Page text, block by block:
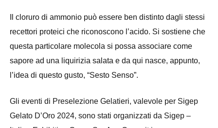
cloruro di ammonio può essere ben distinto dagli stessi
recettori proteici che riconoscono l’acido. Si sostiene che
questa particolare molecola si possa associare come
sapore ad una liquirizia salata e da qui nasce, appunto,
l’idea di questo gusto, “Sesto Senso”.
Gli eventi di Preselezione Gelatieri, valevole per Sigep
Gelato D’Oro 2024, sono stati organizzati da Sigep –